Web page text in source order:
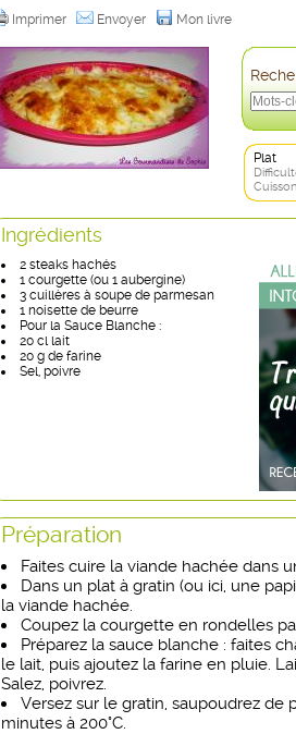
Imprimer Envoyer Mon livre
Plat
Ingrédients
2 steaks hachés
1 courgette (ou 1 aubergine)
3 cuillères à soupe de parmesan
1 noisette de beurre
Pour la Sauce Blanche :
20 cl lait
20 g de farine
Sel, poivre
Préparation
Faites cuire la viande hachée dans
Dans un plat à gratin (ou ici, une
la viande hachée.
Coupez la courgette en rondelles
Préparez la sauce blanche : faites
le lait, puis ajoutez la farine en pluie.
Salez, poivrez.
Versez sur le gratin, saupoudrez de
minutes à 200°C.